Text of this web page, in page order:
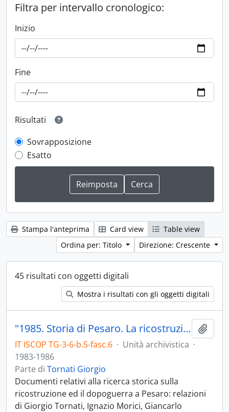
Filtra per intervallo cronologico:
Inizio
Fine
Risultati
Sovrapposizione
Esatto
Stampa l'anteprima Card view
Table view
Ordina per: Titolo
Direzione: Crescente
45 risultati con oggetti digitali
Mostra i risultati con gli oggetti digitali
"1985. Storia di Pesaro. La ricostruzione. Il dopoguerra"
IT ISCOP TG-3-6-b.5-fasc.6 · Unità archivistica ·
1983-1986
Parte di Tornati Giorgio
Documenti relativi alla ricerca storica sulla
ricostruzione ed il dopoguerra a Pesaro: relazioni
di Giorgio Tornati, Ignazio Morici, Giancarlo